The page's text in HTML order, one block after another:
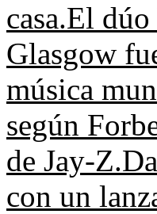
casa.El dúo
Glasgow
música
según
de Jay-Z.
con un